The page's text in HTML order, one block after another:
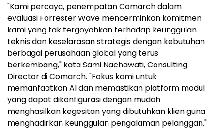
"Kami percaya, penempatan Comarch dalam
evaluasi Forrester Wave mencerminkan komitmen
kami yang tak tergoyahkan terhadap keunggulan
teknis dan keselarasan strategis dengan kebutuhan
berbagai perusahaan global yang terus
berkembang," kataSami Nachawati, Consulting
Directordi Comarch. "Fokus kami untuk
memanfaatkan AI dan memastikan platform modul
yang dapat dikonfigurasi dengan mudah
menghasilkan kegesitan yang dibutuhkan klien guna
menghadirkan keunggulan pengalaman pelanggan."